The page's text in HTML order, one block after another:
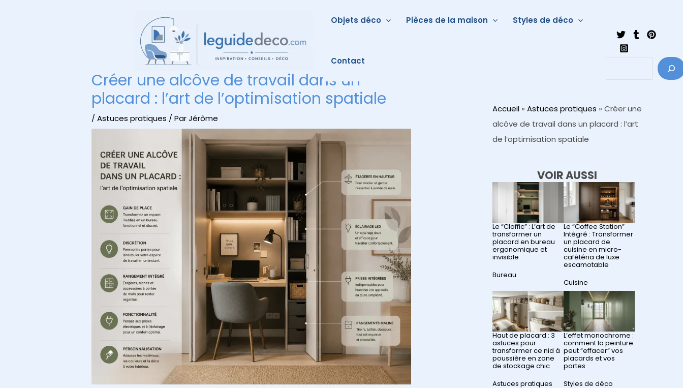
Objets déco Pièces de la maison Styles de déco
Contact
Créer une alcôve de travail dans un
placard : l’art de l’optimisation spatiale
/Astuces pratiques / ParJérôme
Accueil » Astuces pratiques » Créer une
alcôve de travail dans un placard : l’art
de l’optimisation spatiale
VOIR AUSSI
Le “Cloffic” : L’art de
transformer un
placard en bureau
ergonomique et
invisible
Par rapport à
Bureau
Le “Coffee Station”
Intégré : Transformer
un placard de
cuisine en micro-
cafétéria de luxe
escamotable
Par rapport à
Cuisine
Haut de placard : 3
astuces pour
transformer ce nid à
poussière en zone
de stockage chic
Par rapport à
Astuces pratiques
L’effet monochrome :
comment la peinture
peut “effacer” vos
placards et vos
portes
Par rapport à
Styles de déco